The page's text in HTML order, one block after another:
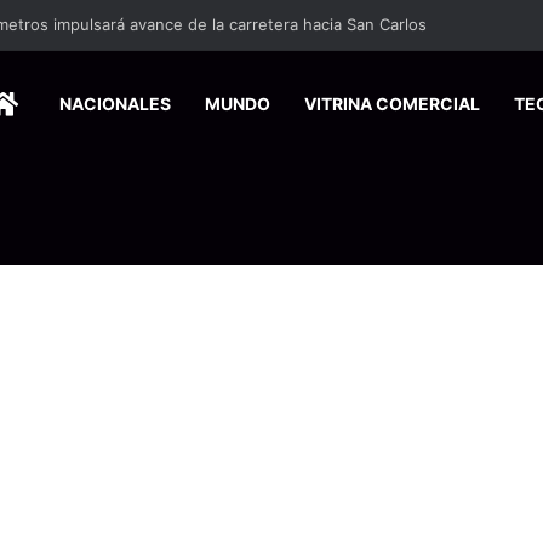
elevará el riesgo de inundaciones y deslizamientos este miércoles
HOMENACIONALES MUNDO VITRINA COMERCIAL